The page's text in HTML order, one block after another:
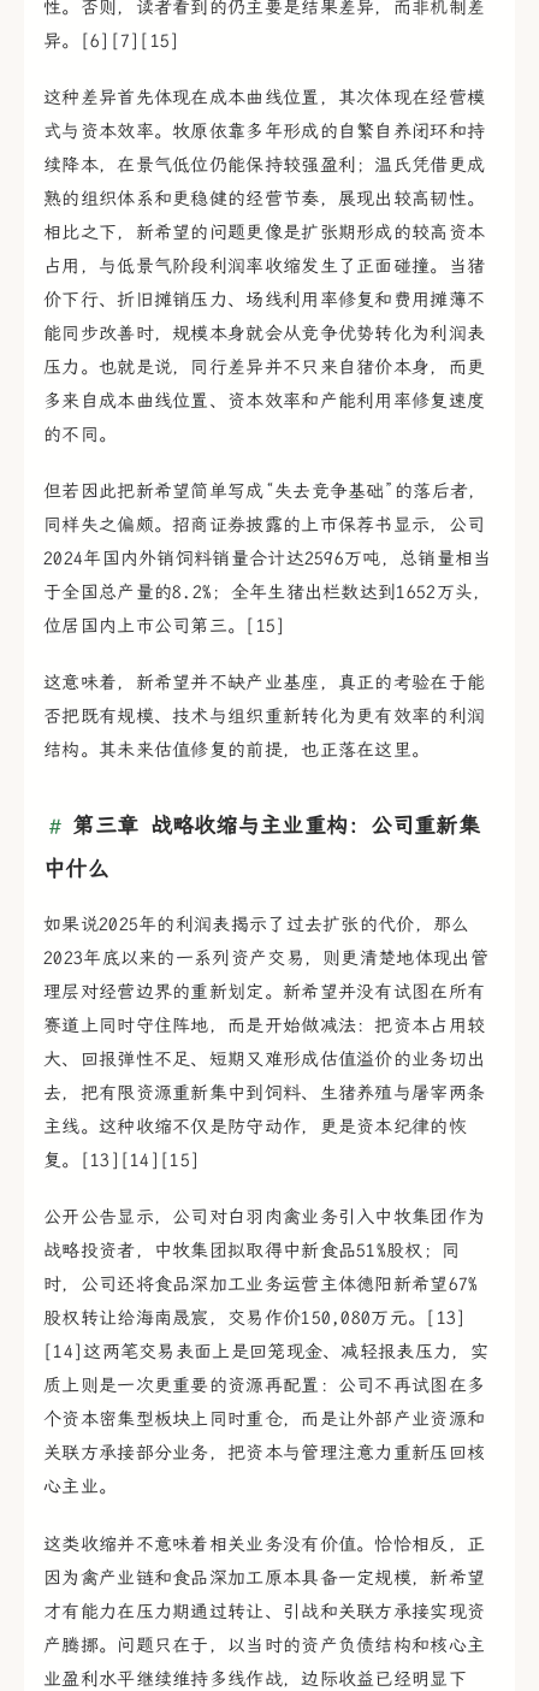
性。否则，读者看到的仍主要是结果差异，而非机制差
异。[6][7][15]
这种差异首先体现在成本曲线位置，其次体现在经营模
式与资本效率。牧原依靠多年形成的自繁自养闭环和持
续降本，在景气低位仍能保持较强盈利；温氏凭借更成
熟的组织体系和更稳健的经营节奏，展现出较高韧性。
相比之下，新希望的问题更像是扩张期形成的较高资本
占用，与低景气阶段利润率收缩发生了正面碰撞。当猪
价下行、折旧摊销压力、场线利用率修复和费用摊薄不
能同步改善时，规模本身就会从竞争优势转化为利润表
压力。也就是说，同行差异并不只来自猪价本身，而更
多来自成本曲线位置、资本效率和产能利用率修复速度
的不同。
但若因此把新希望简单写成“失去竞争基础”的落后者，
同样失之偏颇。招商证券披露的上市保荐书显示，公司
2024年国内外销饲料销量合计达2596万吨，总销量相当
于全国总产量的8.2%；全年生猪出栏数达到1652万头，
位居国内上市公司第三。[15]
这意味着，新希望并不缺产业基座，真正的考验在于能
否把既有规模、技术与组织重新转化为更有效率的利润
结构。其未来估值修复的前提，也正落在这里。
第三章 战略收缩与主业重构：公司重新集
中什么
如果说2025年的利润表揭示了过去扩张的代价，那么
2023年底以来的一系列资产交易，则更清楚地体现出管
理层对经营边界的重新划定。新希望并没有试图在所有
赛道上同时守住阵地，而是开始做减法：把资本占用较
大、回报弹性不足、短期又难形成估值溢价的业务切出
去，把有限资源重新集中到饲料、生猪养殖与屠宰两条
主线。这种收缩不仅是防守动作，更是资本纪律的恢
复。[13][14][15]
公开公告显示，公司对白羽肉禽业务引入中牧集团作为
战略投资者，中牧集团拟取得中新食品51%股权；同
时，公司还将食品深加工业务运营主体德阳新希望67%
股权转让给海南晟宸，交易作价150,080万元。[13]
[14]这两笔交易表面上是回笼现金、减轻报表压力，实
质上则是一次更重要的资源再配置：公司不再试图在多
个资本密集型板块上同时重仓，而是让外部产业资源和
关联方承接部分业务，把资本与管理注意力重新压回核
心主业。
这类收缩并不意味着相关业务没有价值。恰恰相反，正
因为禽产业链和食品深加工原本具备一定规模，新希望
才有能力在压力期通过转让、引战和关联方承接实现资
产腾挪。问题只在于，以当时的资产负债结构和核心主
业盈利水平继续维持多线作战，边际收益已经明显下